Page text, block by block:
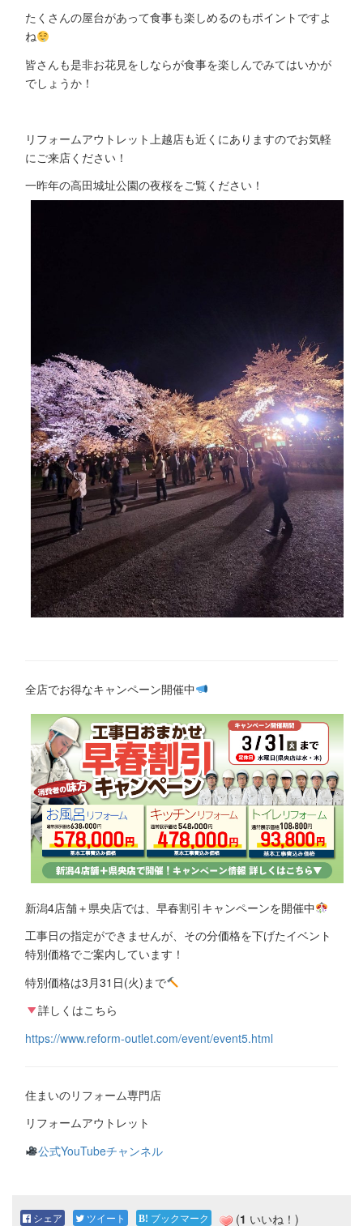
たくさんの屋台があって食事も楽しめるのもポイントですよ
ね
皆さんも是非お花見をしならが食事を楽しんでみてはいかが
でしょうか！
リフォームアウトレット上越店も近くにありますのでお気軽
にご来店ください！
一昨年の高田城址公園の夜桜をご覧ください！
全店でお得なキャンペーン開催中
新潟4店舗＋県央店では、早春割引キャンペーンを開催中
工事日の指定ができませんが、その分価格を下げたイベント
特別価格でご案内しています！
特別価格は3月31日(火)まで
詳しくはこちら
https://www.reform-outlet.com/event/event5.html
住まいのリフォーム専門店
リフォームアウトレット
公式YouTubeチャンネル
シェア ツイート ブックマーク (1 いいね！)